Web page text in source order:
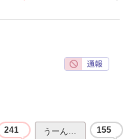
241 うーん… 155